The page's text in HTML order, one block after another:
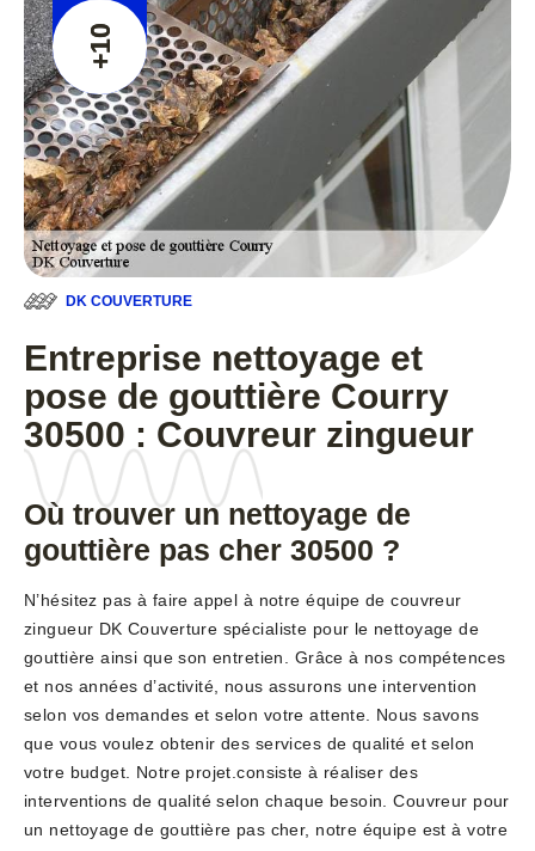
+10
DK COUVERTURE
Entreprise nettoyage et
pose de gouttière Courry
30500 : Couvreur zingueur
Où trouver un nettoyage de
gouttière pas cher 30500 ?
N’hésitez pas à faire appel à notre équipe de couvreur
zingueur DK Couverture spécialiste pour le nettoyage de
gouttière ainsi que son entretien. Grâce à nos compétences
et nos années d’activité, nous assurons une intervention
selon vos demandes et selon votre attente. Nous savons
que vous voulez obtenir des services de qualité et selon
votre budget. Notre projet.consiste à réaliser des
interventions de qualité selon chaque besoin. Couvreur pour
un nettoyage de gouttière pas cher, notre équipe est à votre